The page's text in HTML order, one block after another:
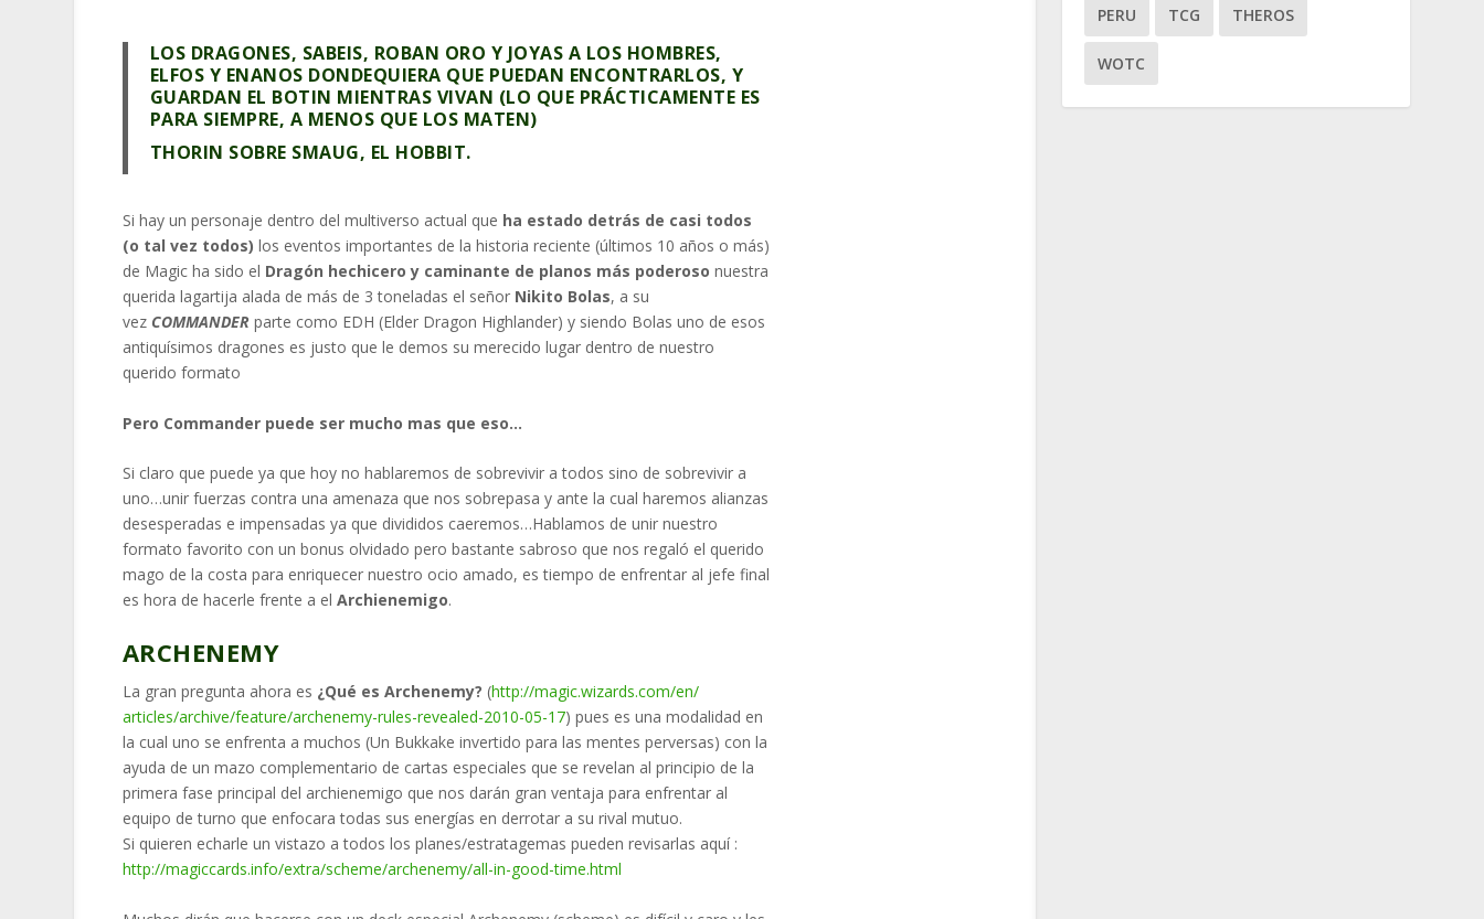
LOS DRAGONES, SABEIS, ROBAN ORO Y JOYAS A LOS HOMBRES,
ELFOS Y ENANOS DONDEQUIERA QUE PUEDAN ENCONTRARLOS, Y
GUARDAN EL BOTIN MIENTRAS VIVAN (LO QUE PRÁCTICAMENTE ES
PARA SIEMPRE, A MENOS QUE LOS MATEN)
THORIN SOBRE SMAUG, EL HOBBIT.
Si hay un personaje dentro del multiverso actual que ha estado detrás de casi todos
(o tal vez todos) los eventos importantes de la historia reciente (últimos 10 años o más)
de Magic ha sido el Dragón hechicero y caminante de planos más poderoso nuestra
querida lagartija alada de más de 3 toneladas el señor Nikito Bolas, a su
vez COMMANDER parte como EDH (Elder Dragon Highlander) y siendo Bolas uno de esos
antiquísimos dragones es justo que le demos su merecido lugar dentro de nuestro
querido formato
Pero Commander puede ser mucho mas que eso…
Si claro que puede ya que hoy no hablaremos de sobrevivir a todos sino de sobrevivir a
uno…unir fuerzas contra una amenaza que nos sobrepasa y ante la cual haremos alianzas
desesperadas e impensadas ya que divididos caeremos…Hablamos de unir nuestro
formato favorito con un bonus olvidado pero bastante sabroso que nos regaló el querido
mago de la costa para enriquecer nuestro ocio amado, es tiempo de enfrentar al jefe final
es hora de hacerle frente a el Archienemigo.
ARCHENEMY
La gran pregunta ahora es ¿Qué es Archenemy? (http://magic.wizards.com/en/
articles/archive/feature/archenemy-rules-revealed-2010-05-17) pues es una modalidad en
la cual uno se enfrenta a muchos (Un Bukkake invertido para las mentes perversas) con la
ayuda de un mazo complementario de cartas especiales que se revelan al principio de la
primera fase principal del archienemigo que nos darán gran ventaja para enfrentar al
equipo de turno que enfocara todas sus energías en derrotar a su rival mutuo.
Si quieren echarle un vistazo a todos los planes/estratagemas pueden revisarlas aquí :
http://magiccards.info/extra/scheme/archenemy/all-in-good-time.html
PERU TCG THEROS
WOTC